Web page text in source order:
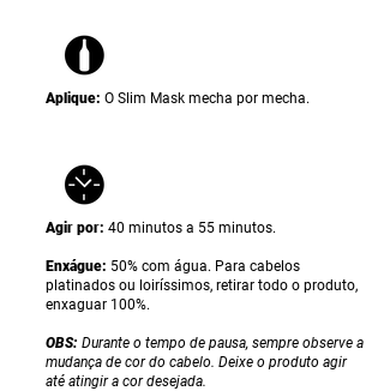
Aplique: O Slim Mask mecha por mecha.
Agir por: 40 minutos a 55 minutos.
Enxágue: 50% com água. Para cabelos
platinados ou loiríssimos, retirar todo o produto,
enxaguar 100%.
OBS: Durante o tempo de pausa, sempre observe a
mudança de cor do cabelo. Deixe o produto agir
até atingir a cor desejada.